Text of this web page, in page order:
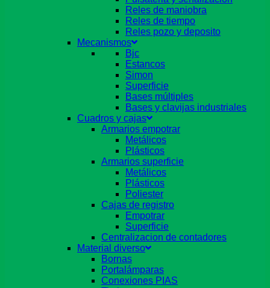
Reles de maniobra
Reles de tiempo
Reles pozo y deposito
Mecanismos
Bjc
Estancos
Simon
Superficie
Bases múltiples
Bases y clavijas industriales
Cuadros y cajas
Armarios empotrar
Metálicos
Plásticos
Armarios superficie
Metálicos
Plásticos
Poliester
Cajas de registro
Empotrar
Superficie
Centralizacion de contadores
Material diverso
Bornas
Portalámparas
Conexiones PIAS